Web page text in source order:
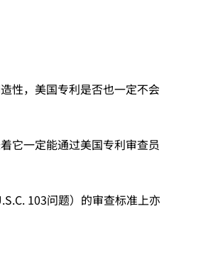
性，美国专利是否也一定不会
它一定能通过美国专利审查员
103问题）的审查标准上亦